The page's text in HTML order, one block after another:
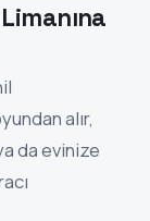
alır,
da evinize